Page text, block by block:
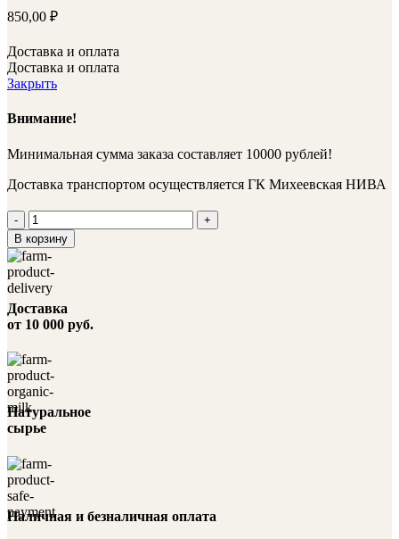
850,00 ₽
Доставка и оплата
Доставка и оплата
Закрыть
Внимание!
Минимальная сумма заказа составляет 10000 рублей!
Доставка транспортом осуществляется ГК Михеевская НИВА
Количество
товара
Язык
говяжий
в
желе
вес.
В корзину
Доставка
от 10 000 руб.
Натуральное
сырье
Наличная и безналичная оплата